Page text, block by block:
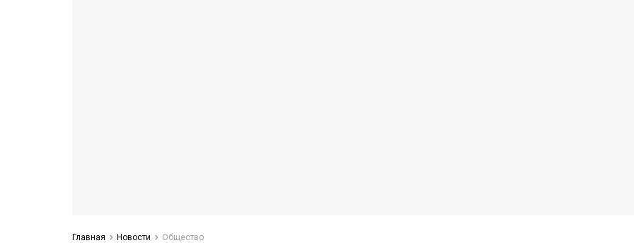
Главная Новости Общество